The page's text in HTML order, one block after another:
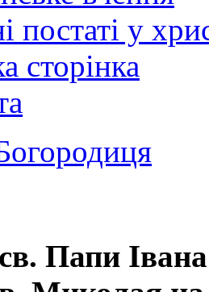
постаті у
сторінка
Папи